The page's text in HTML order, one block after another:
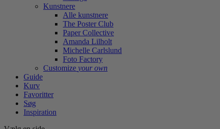
Kunstnere
Alle kunstnere
The Poster Club
Paper Collective
Amanda Lilholt
Michelle Carlslund
Foto Factory
Customize your own
Guide
Kurv
Favoritter
Søg
Inspiration